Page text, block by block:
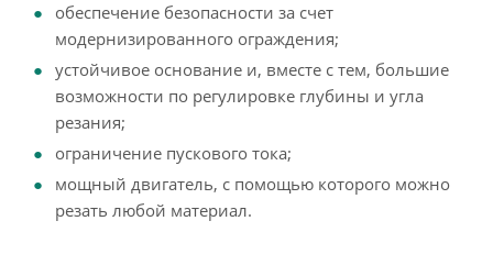
обеспечение безопасности за счет
модернизированного ограждения;
устойчивое основание и, вместе с тем, большие
возможности по регулировке глубины и угла
резания;
ограничение пускового тока;
мощный двигатель, с помощью которого можно
резать любой материал.